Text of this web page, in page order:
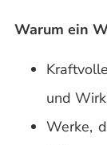
Warum ein
und
Werke,